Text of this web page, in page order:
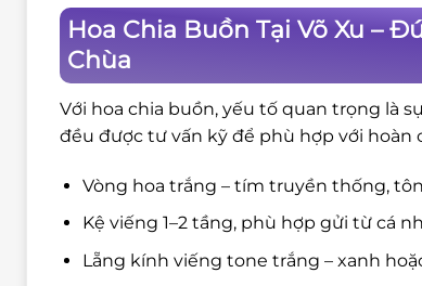
Hoa Chia Buồn Tại Võ Xu –
Chùa
Với hoa chia buồn, yếu tố quan trọng là
đều được tư vấn kỹ để phù hợp với hoàn
Vòng hoa trắng – tím truyền thống,
Kệ viếng 1–2 tầng, phù hợp gửi từ cá
Lẵng kính viếng tone trắng – xanh